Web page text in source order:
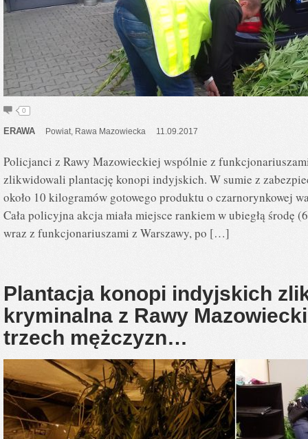
0
ERAWA Powiat Rawa Mazowiecka 11.09.2017
Policjanci z Rawy Mazowieckiej wspólnie z
zlikwidowali plantację konopi indyjskich. W sumie z
około 10 kilogramów gotowego produktu o czarnorynkowej
Cała policyjna akcja miała miejsce rankiem w ubiegłą środę
wraz z funkcjonariuszami z Warszawy, po […]
Plantacja konopi indyjskich
kryminalna z Rawy
trzech mężczyzn…